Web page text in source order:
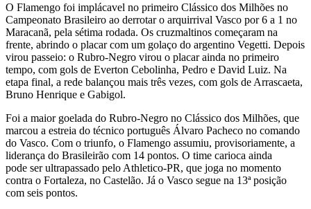
O Flamengo foi implácavel no primeiro Clássico dos Milhões no
Campeonato Brasileiro ao derrotar o arquirrival Vasco por 6 a 1 no
Maracanã, pela sétima rodada. Os cruzmaltinos começaram na
frente, abrindo o placar com um golaço do argentino Vegetti. Depois
virou passeio: o Rubro-Negro virou o placar ainda no primeiro
tempo, com gols de Everton Cebolinha, Pedro e David Luiz. Na
etapa final, a rede balançou mais três vezes, com gols de Arrascaeta,
Bruno Henrique e Gabigol.
Foi a maior goelada do Rubro-Negro no Clássico dos Milhões, que
marcou a estreia do técnico português Álvaro Pacheco no comando
do Vasco. Com o triunfo, o Flamengo assumiu, provisoriamente, a
liderança do Brasileirão com 14 pontos. O time carioca ainda
pode ser ultrapassado pelo Athletico-PR, que joga no momento
contra o Fortaleza, no Castelão. Já o Vasco segue na 13ª posição
com seis pontos.